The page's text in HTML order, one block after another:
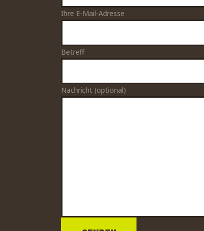
Ihre E-Mail-Adresse
Betreff
Nachricht (optional)